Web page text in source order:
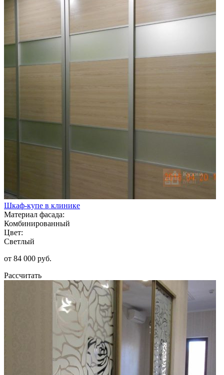
Шкаф-купе в клинике
Материал фасада:
Комбинированный
Цвет:
Светлый
от 84 000 руб.
Рассчитать